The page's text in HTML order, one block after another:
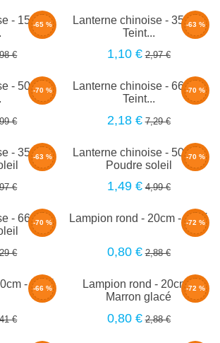
-65 %
- 15cm -
€
-63 %
Lanterne chinoise - 35cm -
Teint...
1,10 € 2,97 €
-70 %
- 50cm -
€
-70 %
Lanterne chinoise - 66cm -
Teint...
2,18 € 7,29 €
-63 %
- 35cm -
€
-70 %
Lanterne chinoise - 50cm -
Poudre soleil
1,49 € 4,99 €
-70 %
- 66cm -
€
-72 %
Lampion rond - 20cm - Latté
0,80 € 2,88 €
-66 %
- Latté
€
-72 %
Lampion rond - 20cm -
Marron glacé
0,80 € 2,88 €